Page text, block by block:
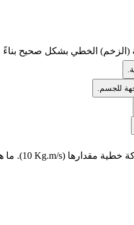
(الزخم) الخطي بشكل صحيح
للجسم.
خطية مقدارها (10 Kg.m/s). ما